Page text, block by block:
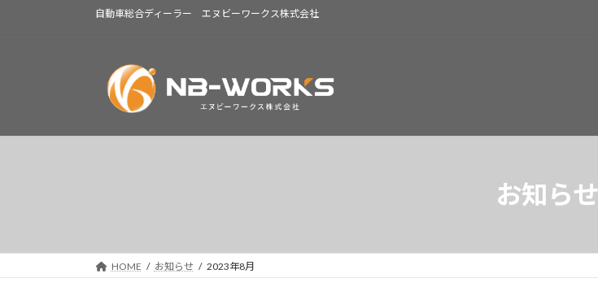
自動車総合ディーラー エヌビーワークス株式会社
お知らせ
HOME お知らせ 2023年8月